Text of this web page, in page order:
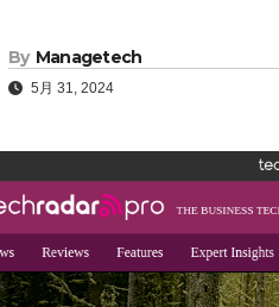
By Managetech
5月 31, 2024